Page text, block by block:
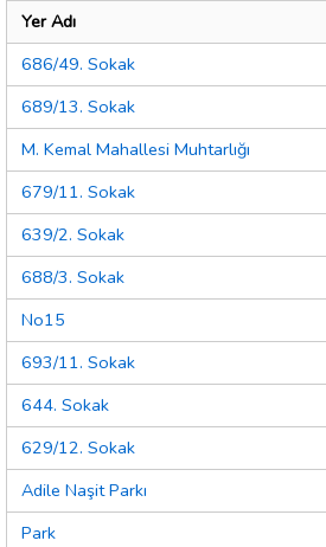
Yer Adı
686/49. Sokak
689/13. Sokak
M. Kemal Mahallesi Muhtarlığı
679/11. Sokak
639/2. Sokak
688/3. Sokak
No15
693/11. Sokak
644. Sokak
629/12. Sokak
Adile Naşit Parkı
Park